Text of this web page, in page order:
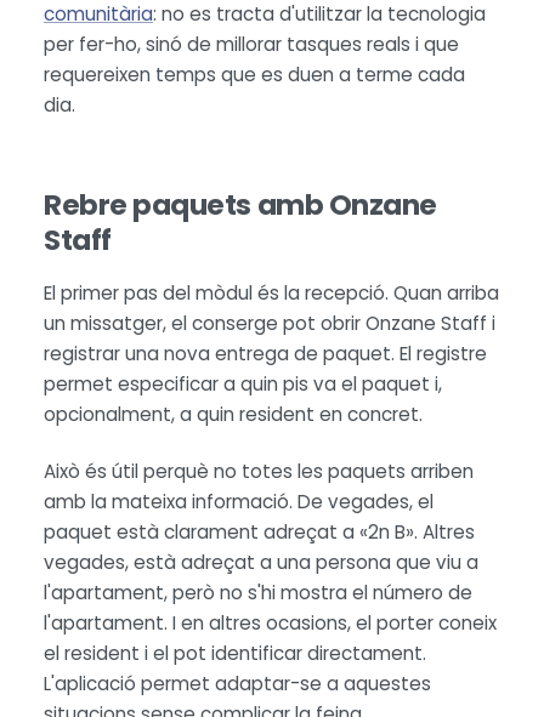
comunitària: no es tracta d'utilitzar la tecnologia
per fer-ho, sinó de millorar tasques reals i que
requereixen temps que es duen a terme cada
dia.
Rebre paquets amb Onzane
Staff
El primer pas del mòdul és la recepció. Quan arriba
un missatger, el conserge pot obrir Onzane Staff i
registrar una nova entrega de paquet. El registre
permet especificar a quin pis va el paquet i,
opcionalment, a quin resident en concret.
Això és útil perquè no totes les paquets arriben
amb la mateixa informació. De vegades, el
paquet està clarament adreçat a «2n B». Altres
vegades, està adreçat a una persona que viu a
l'apartament, però no s'hi mostra el número de
l'apartament. I en altres ocasions, el porter coneix
el resident i el pot identificar directament.
L'aplicació permet adaptar-se a aquestes